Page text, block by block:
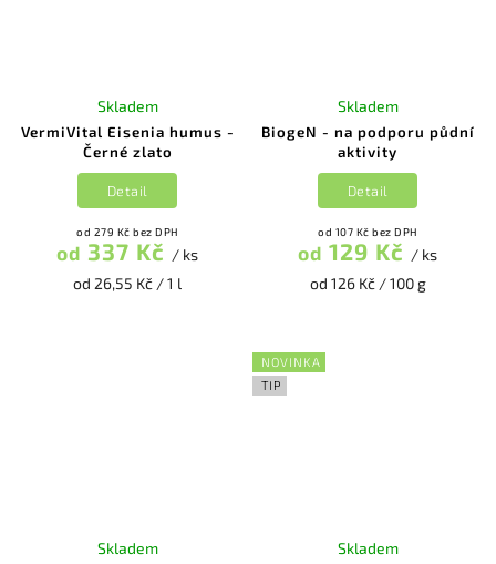
VermiVital Eisenia humus -
Černé zlato
Skladem
od 279 Kč bez DPH
od 337 Kč / ks
od 26,55 Kč / 1 l
Detail
BiogeN - na podporu půdní
aktivity
Skladem
od 107 Kč bez DPH
od 129 Kč / ks
od 126 Kč / 100 g
Detail
Skladem
NOVINKA
TIP
Skladem